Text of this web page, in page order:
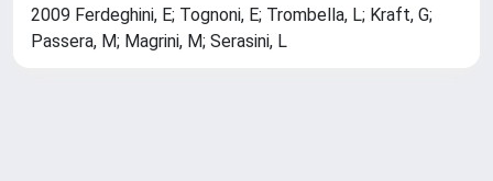
2009 Ferdeghini, E; Tognoni, E; Trombella, L; Kraft, G;
Passera, M; Magrini, M; Serasini, L